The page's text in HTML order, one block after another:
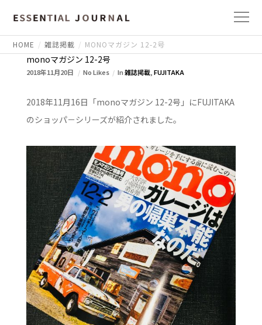
HOME 雑誌掲載 MONOマガジン 12-2号
monoマガジン 12-2号
2018年11月20日 No Likes In雑誌掲載, FUJITAKA
2018年11月16日「monoマガジン 12-2号」にFUJITAKA
のショッパ－シリーズが紹介されました。